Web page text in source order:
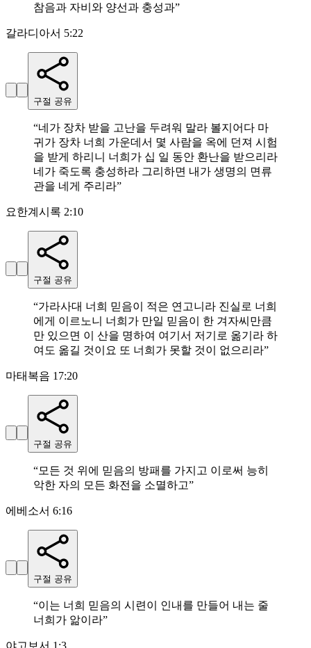
참음과 자비와 양선과 충성과”
갈라디아서 5:22
구절 공유
“네가 장차 받을 고난을 두려워 말라 볼지어다 마
귀가 장차 너희 가운데서 몇 사람을 옥에 던져 시험
을 받게 하리니 너희가 십 일 동안 환난을 받으리라
네가 죽도록 충성하라 그리하면 내가 생명의 면류
관을 네게 주리라”
요한계시록 2:10
구절 공유
“가라사대 너희 믿음이 적은 연고니라 진실로 너희
에게 이르노니 너희가 만일 믿음이 한 겨자씨만큼
만 있으면 이 산을 명하여 여기서 저기로 옮기라 하
여도 옮길 것이요 또 너희가 못할 것이 없으리라”
마태복음 17:20
구절 공유
“모든 것 위에 믿음의 방패를 가지고 이로써 능히
악한 자의 모든 화전을 소멸하고”
에베소서 6:16
구절 공유
“이는 너희 믿음의 시련이 인내를 만들어 내는 줄
너희가 앎이라”